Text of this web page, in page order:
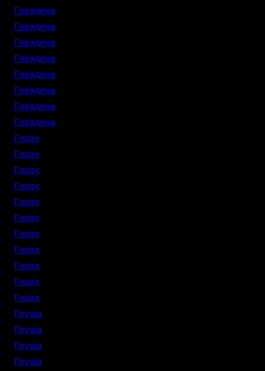
Говядина
Говядина
Говядина
Говядина
Говядина
Говядина
Говядина
Говядина
Горох
Горох
Горох
Горох
Горох
Горох
Горох
Горох
Горох
Горох
Горох
Груша
Груша
Груша
Груша